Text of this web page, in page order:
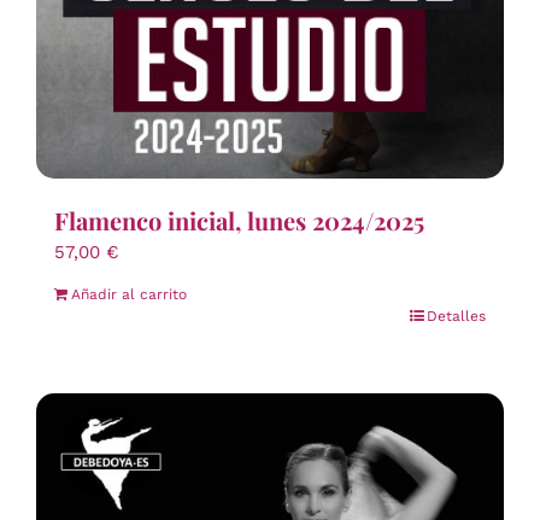
Flamenco inicial, lunes 2024/2025
57,00 €
Añadir al carrito
Detalles